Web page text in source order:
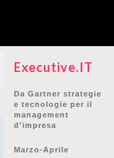
Executive.IT
Da Gartner strategie
e tecnologie per il
management
d'impresa
Marzo-Aprile